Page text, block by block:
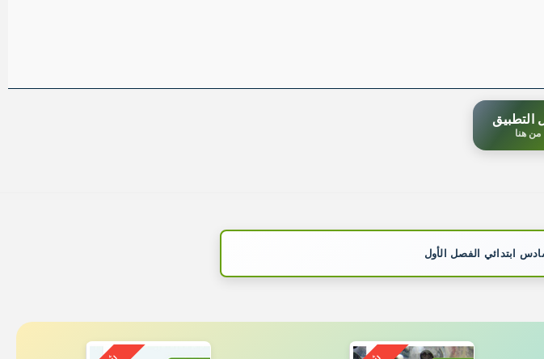
التطبيق
من هنا
ابتدائي الفصل الأول